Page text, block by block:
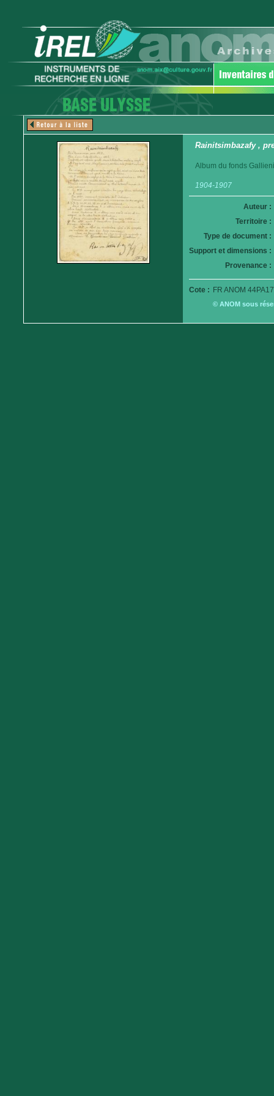
Rainitsimbazafy ,
Album du fonds
1904-1907
Auteur :
Territoire :
Type de document :
Support et dimensions :
Provenance :
Cote : FR ANOM
© ANOM sous